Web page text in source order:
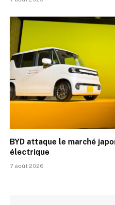
BYD attaque le marché
électrique
7 août 2026